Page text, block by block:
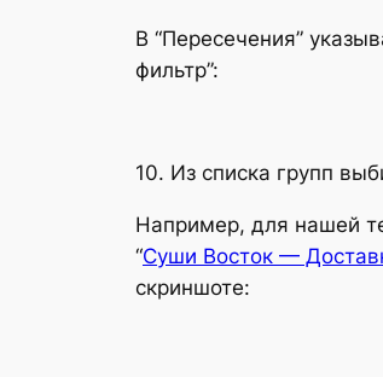
В “Пересечения”
фильтр”:
10. Из списка групп
Например, для нашей
“Суши Восток —
скриншоте: